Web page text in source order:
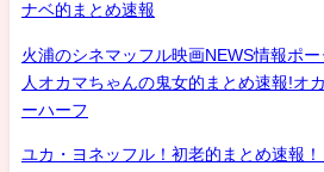
ナベ的まとめ速報
火浦のシネマッフル映画NEWS情報ポ
人オカマちゃんの鬼女的まとめ速報!オ
ーハーフ
ユカ・ヨネッフル！初老的まとめ速報